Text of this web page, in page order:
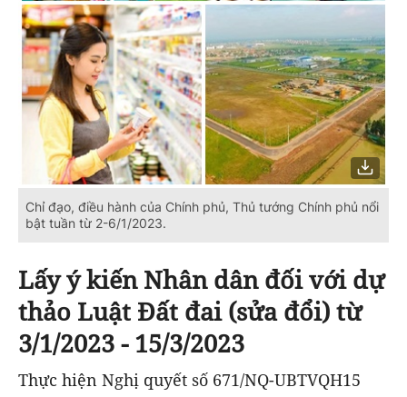
Chỉ đạo, điều hành của Chính phủ, Thủ tướng Chính phủ nổi
bật tuần từ 2-6/1/2023.
Lấy ý kiến Nhân dân đối với dự
thảo Luật Đất đai (sửa đổi) từ
3/1/2023 - 15/3/2023
Thực hiện Nghị quyết số 671/NQ-UBTVQH15